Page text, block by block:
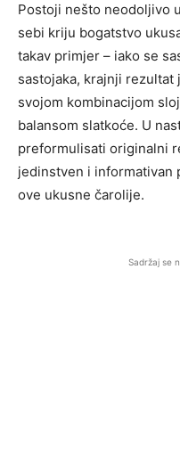
Postoji nešto neodoljivo
sebi kriju bogatstvo
takav primjer – iako se
sastojaka, krajnji
svojom kombinacijom
balansom slatkoće. U
preformulisati originalni
jedinstven i informativan
ove ukusne čarolije.
Sadržaj se